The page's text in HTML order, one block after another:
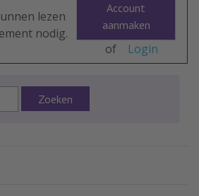
lezen
nodig.
Account
aanmaken
of Login
Zoeken